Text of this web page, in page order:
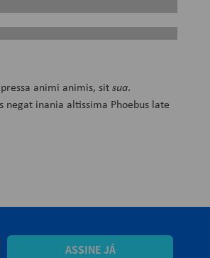
animi animis, sit sua.
inania altissima Phoebus late
ASSINE JÁ